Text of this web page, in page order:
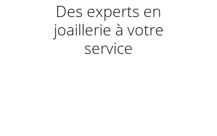
Des experts en
joaillerie à votre
service